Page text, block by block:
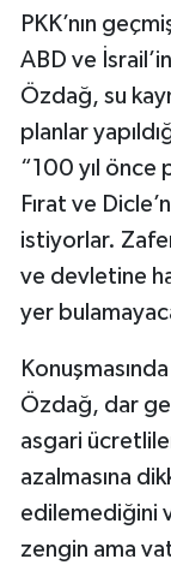
PKK’nın
ABD ve
Özdağ, su
planlar
“100 yıl önce
Fırat ve
istiyorlar.
ve devletine
yer
Özdağ, dar
asgari
azalmasına
edilemediğini
zengin ama